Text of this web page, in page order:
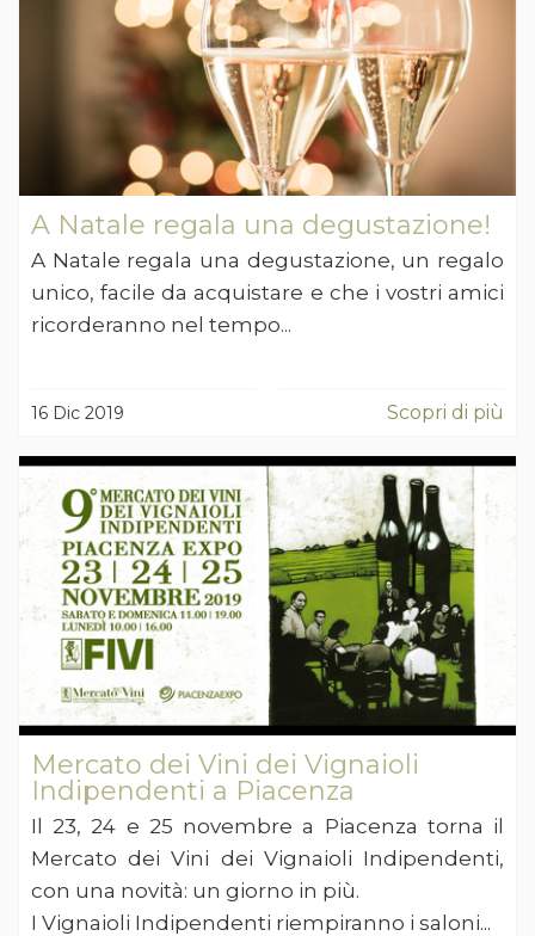
A Natale regala una degustazione!
A Natale regala una degustazione, un regalo
unico, facile da acquistare e che i vostri amici
ricorderanno nel tempo...
16 Dic 2019 Scopri di più
Mercato dei Vini dei Vignaioli
Indipendenti a Piacenza
Il 23, 24 e 25 novembre a Piacenza torna il
Mercato dei Vini dei Vignaioli Indipendenti,
con una novità: un giorno in più.
I Vignaioli Indipendenti riempiranno i saloni...